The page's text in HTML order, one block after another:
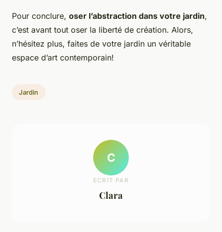
Pour conclure, oser l’abstraction dans votre jardin,
c’est avant tout oser la liberté de création. Alors,
n’hésitez plus, faites de votre jardin un véritable
espace d’art contemporain!
Jardin
C
ECRIT PAR
Clara